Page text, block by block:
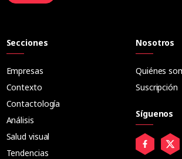
Secciones
Empresas
Contexto
Contactología
Análisis
Salud visual
Tendencias
Nosotros
Quiénes
Suscripción
Síguenos